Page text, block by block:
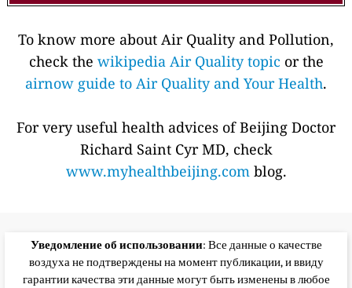
To know more about Air Quality and Pollution,
check the wikipedia Air Quality topic or the
airnow guide to Air Quality and Your Health.
For very useful health advices of Beijing Doctor
Richard Saint Cyr MD, check
www.myhealthbeijing.com blog.
Уведомление об использовании: Все данные о качестве
воздуха не подтверждены на момент публикации, и ввиду
гарантии качества эти данные могут быть изменены в любое